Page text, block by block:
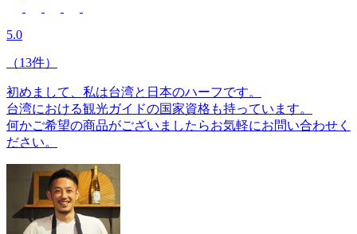
5.0
（13件）
初めまして、私は台湾と日本のハーフです。
台湾における観光ガイドの国家資格も持っています。
何かご希望の商品がございましたらお気軽にお問い合わせく
ださい。